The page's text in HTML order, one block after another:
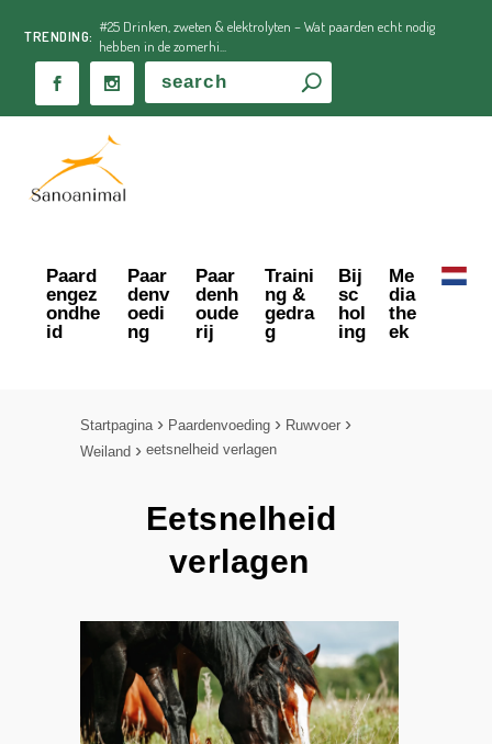
TRENDING:
#25 Drinken, zweten & elektrolyten – Wat paarden echt nodig
hebben in de zomerhi...
Paard
engez
ondhe
id
Paar
denv
oedi
ng
Paar
denh
oude
rij
Traini
ng &
gedra
g
Bij
sc
hol
ing
Me
dia
the
ek
Startpagina Paardenvoeding
Ruwvoer
Weiland
eetsnelheid verlagen
Eetsnelheid
verlagen